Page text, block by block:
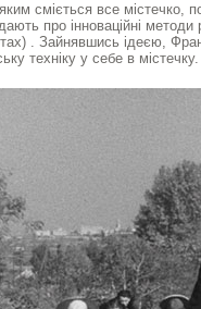
сміється все містечко,
про інноваційні
. Зайнявшись ідеєю,
техніку у себе в містечку.